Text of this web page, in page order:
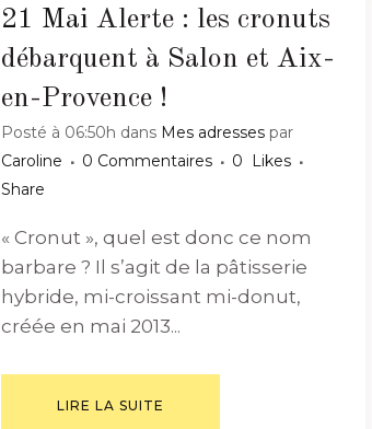
21 Mai Alerte : les cronuts
débarquent à Salon et Aix-
en-Provence !
Posté à 06:50h dans Mes adresses par
Caroline
0 Commentaires 0
Likes
Share
« Cronut », quel est donc ce nom
barbare ? Il s’agit de la pâtisserie
hybride, mi-croissant mi-donut,
créée en mai 2013...
LIRE LA SUITE